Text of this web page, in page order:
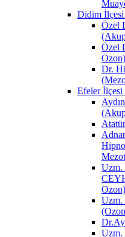
Didim
Özel
Özel
Ozon)
Dr.
Efeler
Uzm.
Ozon)
Uzm.
Uzm.